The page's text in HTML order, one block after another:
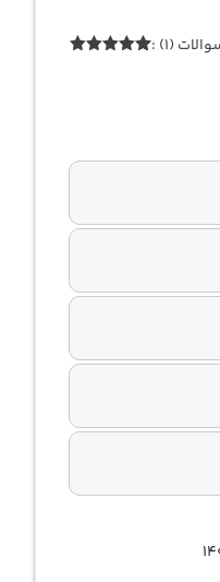
(1) :